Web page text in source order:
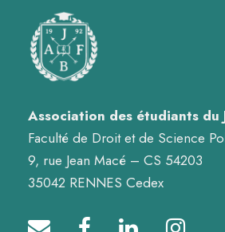
Association des étudiants du
Faculté de Droit et de Science
9, rue Jean Macé – CS 54203
35042 RENNES Cedex